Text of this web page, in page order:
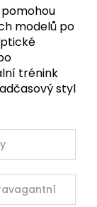
modelů po
trénink
styl